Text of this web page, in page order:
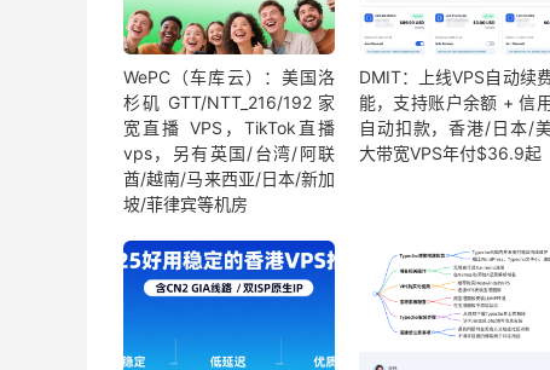
WePC（车库云）：美国洛
杉矶 GTT/NTT_216/192 家
宽直播 VPS，TikTok直播
vps，另有英国/台湾/阿联
酋/越南/马来西亚/日本/新加
坡/菲律宾等机房
DMIT：上线VPS自动续
能，支持账户余额 + 信
自动扣款，香港/日本/
大带宽VPS年付$36.9起